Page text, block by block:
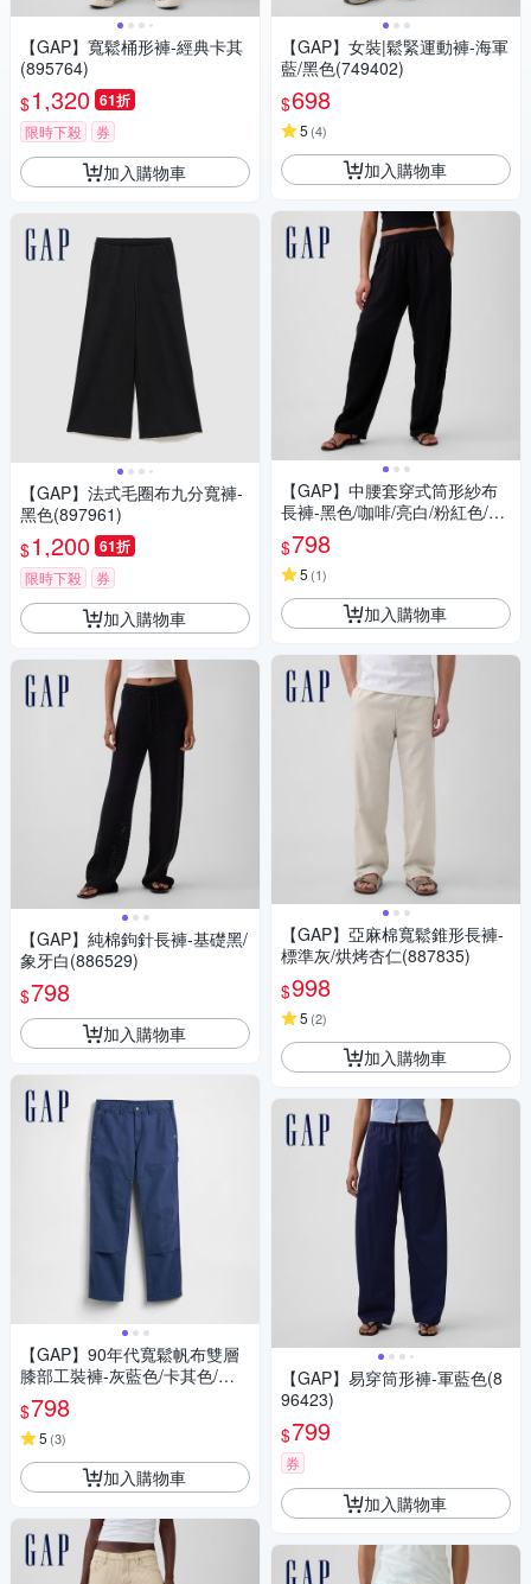
【GAP】寬鬆桶形褲-經典卡其
(895764)
$1,320 61折
限時下殺 券
加入購物車
【GAP】法式毛圈布九分寬褲-
黑色(897961)
$1,200 61折
限時下殺 券
加入購物車
【GAP】純棉鉤針長褲-基礎黑/
象牙白(886529)
$798
加入購物車
【GAP】90年代寬鬆帆布雙層
膝部工裝褲-灰藍色/卡其色/無
月黑(887072)
$798
5 (3)
加入購物車
【GAP】女裝|鬆緊運動褲-海軍
藍/黑色(749402)
$698
5 (4)
加入購物車
【GAP】中腰套穿式筒形紗布
長褲-黑色/咖啡/亮白/粉紅色/襯
衫藍(874410)
$798
5 (1)
加入購物車
【GAP】亞麻棉寬鬆錐形長褲-
標準灰/烘烤杏仁(887835)
$998
5 (2)
加入購物車
【GAP】易穿筒形褲-軍藍色(8
96423)
$799
券
加入購物車